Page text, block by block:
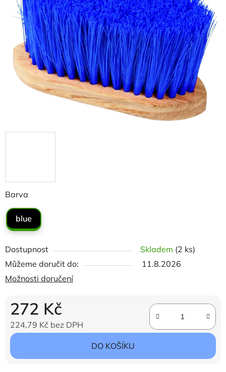
Barva
blue
Dostupnost Skladem (2 ks)
Můžeme doručit do:
11.8.2026
Možnosti doručení
272 Kč
224,79 Kč bez DPH
Měrná cena:
DO KOŠÍKU
hvězdiček.